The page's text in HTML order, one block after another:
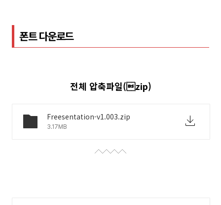
폰트 다운로드
전체 압축파일(zip)
Freesentation-v1.003.zip
3.17MB